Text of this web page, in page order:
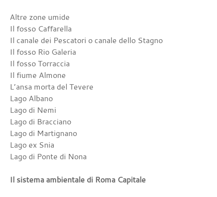
Altre zone umide
Il fosso Caffarella
Il canale dei Pescatori o canale dello Stagno
Il fosso Rio Galeria
Il fosso Torraccia
Il fiume Almone
L’ansa morta del Tevere
Lago Albano
Lago di Nemi
Lago di Bracciano
Lago di Martignano
Lago ex Snia
Lago di Ponte di Nona
Il sistema ambientale di Roma Capitale